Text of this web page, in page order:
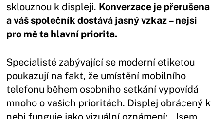
sklouznou k displeji. Konverzace je přerušena
a váš společník dostává jasný vzkaz – nejsi
pro mě ta hlavní priorita.
Specialisté zabývající se moderní etiketou
poukazují na fakt, že umístění mobilního
telefonu během osobního setkání vypovídá
mnoho o vašich prioritách. Displej obrácený k
nebi funguje jako vizuální oznámení: „Jsem